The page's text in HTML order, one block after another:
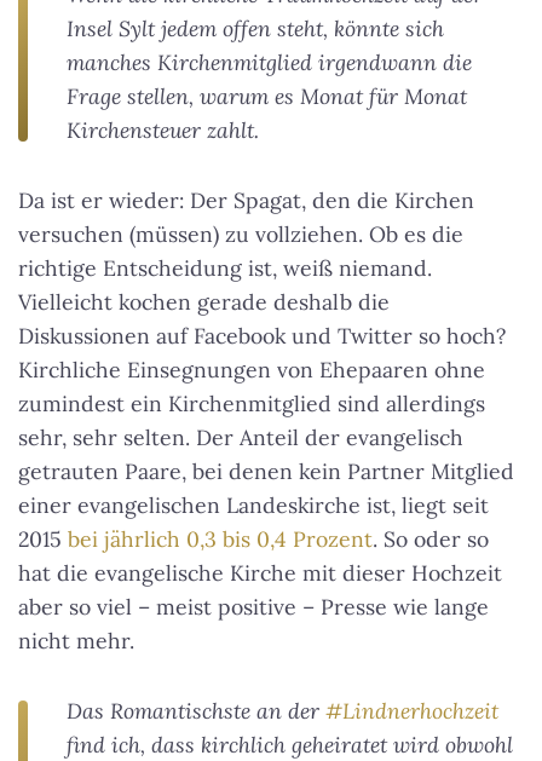
Insel Sylt jedem offen steht, könnte sich
manches Kirchenmitglied irgendwann die
Frage stellen, warum es Monat für Monat
Kirchensteuer zahlt.
Da ist er wieder: Der Spagat, den die Kirchen
versuchen (müssen) zu vollziehen. Ob es die
richtige Entscheidung ist, weiß niemand.
Vielleicht kochen gerade deshalb die
Diskussionen auf Facebook und Twitter so hoch?
Kirchliche Einsegnungen von Ehepaaren ohne
zumindest ein Kirchenmitglied sind allerdings
sehr, sehr selten. Der Anteil der evangelisch
getrauten Paare, bei denen kein Partner Mitglied
einer evangelischen Landeskirche ist, liegt seit
2015 bei jährlich 0,3 bis 0,4 Prozent. So oder so
hat die evangelische Kirche mit dieser Hochzeit
aber so viel – meist positive – Presse wie lange
nicht mehr.
Das Romantischste an der #Lindnerhochzeit
find ich, dass kirchlich geheiratet wird obwohl